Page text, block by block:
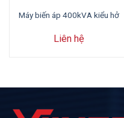
Máy biến áp 400kVA kiểu hở
Liên hệ